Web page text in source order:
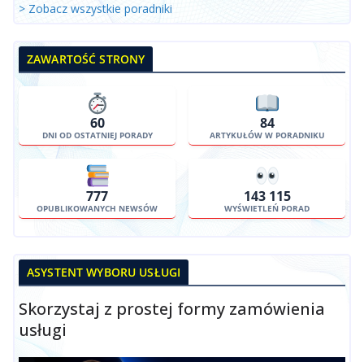
> Zobacz wszystkie poradniki
ZAWARTOŚĆ STRONY
60
DNI OD OSTATNIEJ PORADY
84
ARTYKUŁÓW W PORADNIKU
777
OPUBLIKOWANYCH NEWSÓW
143 115
WYŚWIETLEŃ PORAD
ASYSTENT WYBORU USŁUGI
Skorzystaj z prostej formy zamówienia
usługi